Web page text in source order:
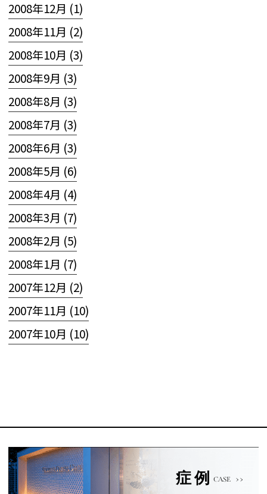
2008年12月 (1)
2008年11月 (2)
2008年10月 (3)
2008年9月 (3)
2008年8月 (3)
2008年7月 (3)
2008年6月 (3)
2008年5月 (6)
2008年4月 (4)
2008年3月 (7)
2008年2月 (5)
2008年1月 (7)
2007年12月 (2)
2007年11月 (10)
2007年10月 (10)
症例 CASE